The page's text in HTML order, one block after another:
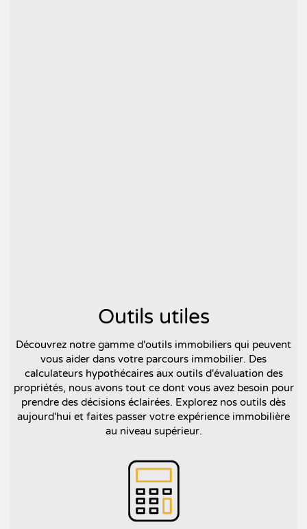
Outils utiles
Découvrez notre gamme d'outils immobiliers qui peuvent
vous aider dans votre parcours immobilier. Des
calculateurs hypothécaires aux outils d'évaluation des
propriétés, nous avons tout ce dont vous avez besoin pour
prendre des décisions éclairées. Explorez nos outils dès
aujourd'hui et faites passer votre expérience immobilière
au niveau supérieur.